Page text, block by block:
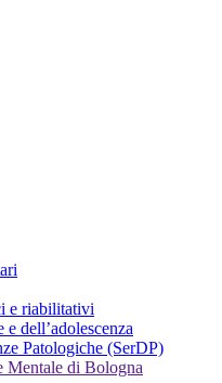
e riabilitativi
dell’adolescenza
Patologiche (SerDP)
Mentale di Bologna